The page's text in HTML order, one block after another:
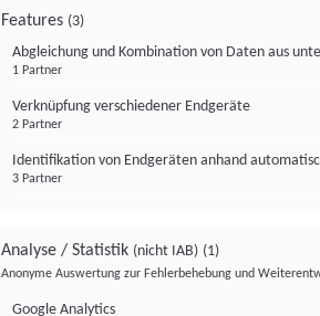
Features (3)
Abgleichung und Kombination von Daten aus
1 Partner
Verknüpfung verschiedener Endgeräte
2 Partner
Identifikation von Endgeräten anhand
3 Partner
Analyse / Statistik (nicht IAB) (1)
Anonyme Auswertung zur Fehlerbehebung und
Google Analytics